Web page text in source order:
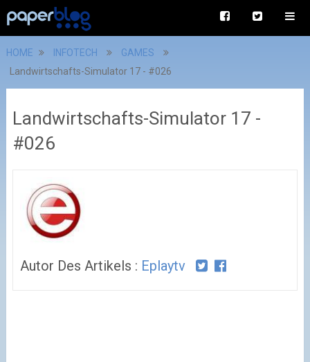
HOME INFOTECH
GAMES
Landwirtschafts-Simulator 17 - #026
Landwirtschafts-Simulator 17 -
#026
Autor Des Artikels : Eplaytv